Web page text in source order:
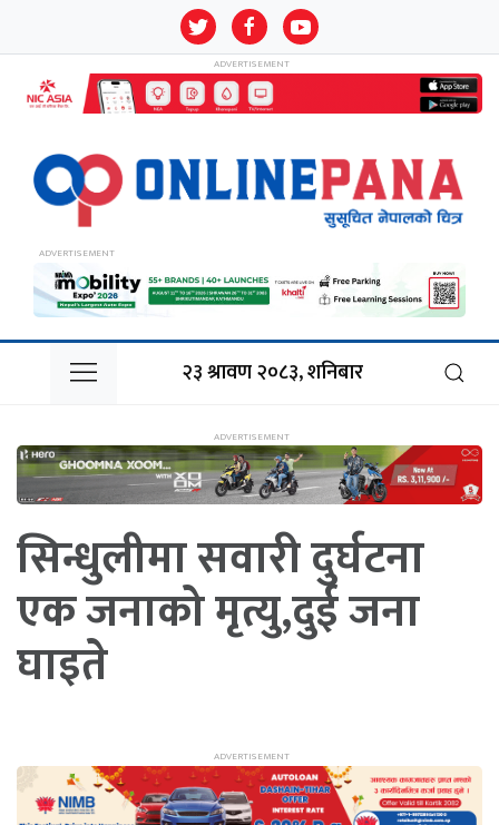
२३ श्रावण २०८३, शनिबार
सिन्धुलीमा सवारी दुर्घटना
एक जनाको मृत्यु,दुई जना
घाइते